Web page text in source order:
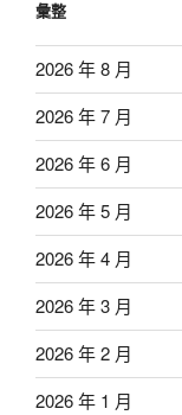
彙整
2026 年 8 月
2026 年 7 月
2026 年 6 月
2026 年 5 月
2026 年 4 月
2026 年 3 月
2026 年 2 月
2026 年 1 月